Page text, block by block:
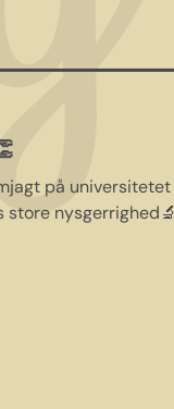
på universitetet
store nysgerrighed🔬